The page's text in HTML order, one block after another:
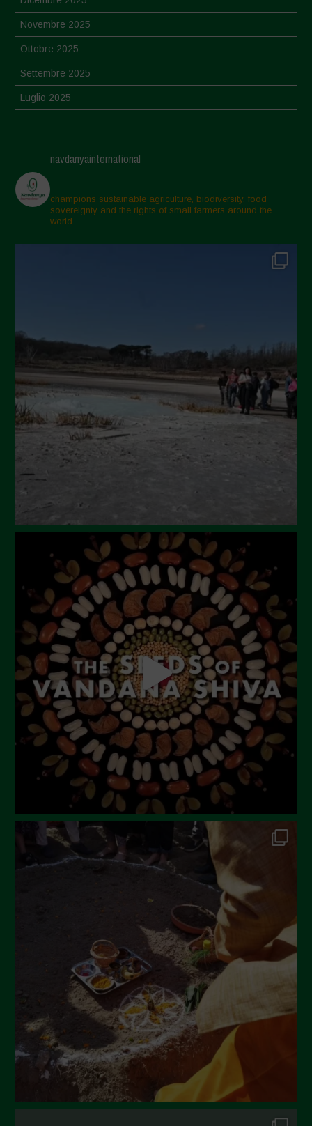
Novembre 2025
Ottobre 2025
Settembre 2025
Luglio 2025
Aprile 2025
Marzo 2025
Febbraio 2025
Gennaio 2025
Settembre 2024
Luglio 2024
Maggio 2024
Aprile 2024
Marzo 2024
Febbraio 2024
Ottobre 2023
Settembre 2023
Agosto 2023
Luglio 2023
Giugno 2023
Maggio 2023
Aprile 2023
Marzo 2023
Febbraio 2023
Dicembre 2022
Novembre 2022
Ottobre 2022
Settembre 2022
Aprile 2022
Marzo 2022
Febbraio 2022
Gennaio 2022
Dicembre 2021
Novembre 2021
navdanyainternational
champions sustainable agriculture, biodiversity, food
sovereignty and the rights of small farmers around the
world.